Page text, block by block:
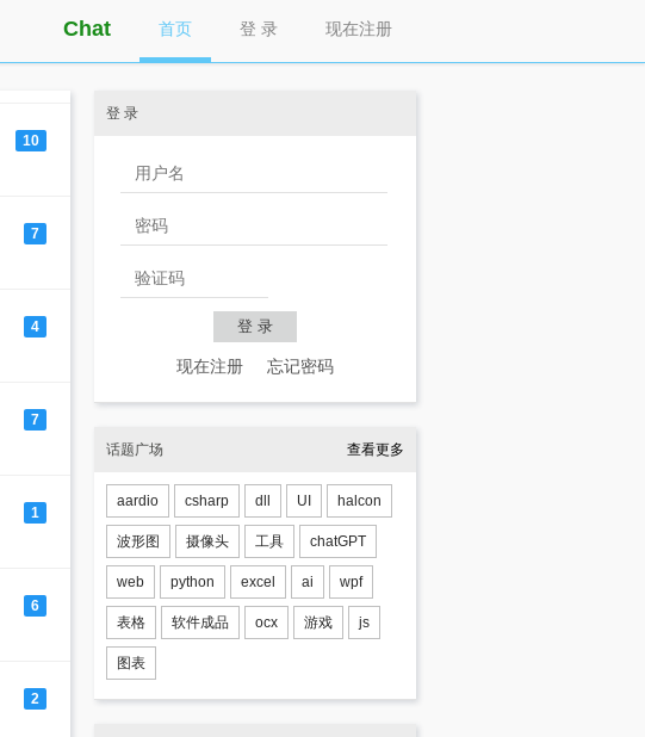
现在注册
登 录
首页
Chat
10
7
4
7
1
6
2
登 录
现在注册 忘记密码
话题广场 查看更多
aardio csharp dll UI halcon
波形图 摄像头 工具 chatGPT
web python excel ai wpf
表格 软件成品 ocx 游戏 js
图表